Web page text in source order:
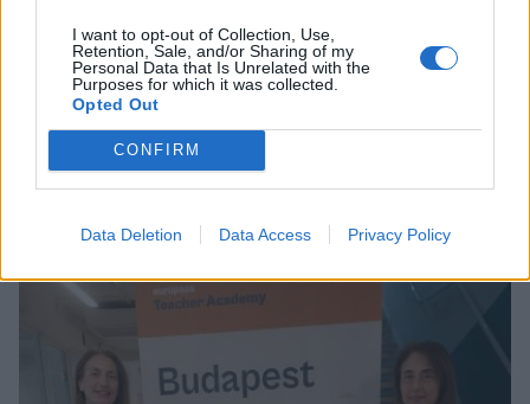
I want to opt-out of Collection, Use,
Retention, Sale, and/or Sharing of my
Personal Data that Is Unrelated with the
Purposes for which it was collected.
Opted Out
CONFIRM
Data Deletion Data Access Privacy Policy